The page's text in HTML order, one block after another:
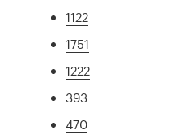
1122
1751
1222
393
470